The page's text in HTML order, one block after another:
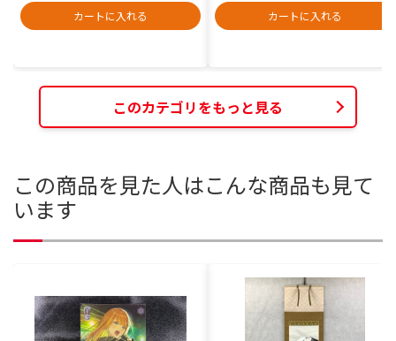
カートに入れる
カートに入れる
このカテゴリをもっと見る
この商品を見た人はこんな商品も見て
います